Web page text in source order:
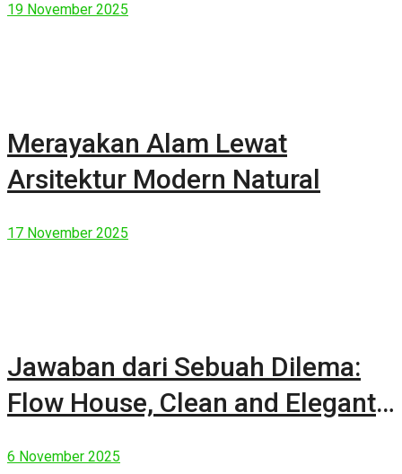
19 November 2025
Merayakan Alam Lewat
Arsitektur Modern Natural
17 November 2025
Jawaban dari Sebuah Dilema:
Flow House, Clean and Elegant
6 November 2025